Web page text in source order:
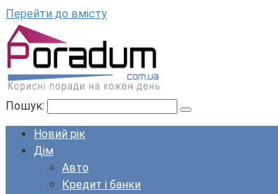
Перейти до вмісту
Пошук:
Новий рік
Дім
Авто
Кредит і банки